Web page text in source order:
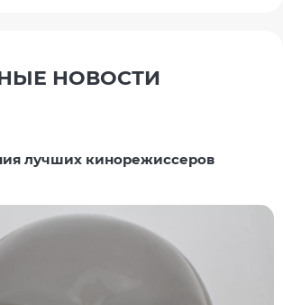
НОВОСТИ
лучших кинорежиссеров